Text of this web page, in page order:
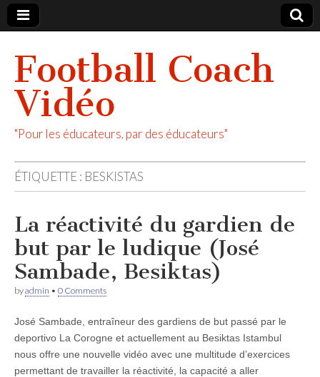
Football Coach
Vidéo
"Pour les éducateurs, par des éducateurs"
ÉTIQUETTE : BESKISTAS
La réactivité du gardien de
but par le ludique (José
Sambade, Besiktas)
byadmin • 0 Comments
José Sambade, entraîneur des gardiens de but passé par le
deportivo La Corogne et actuellement au Besiktas Istambul
nous offre une nouvelle vidéo avec une multitude d’exercices
permettant de travailler la réactivité, la capacité a aller